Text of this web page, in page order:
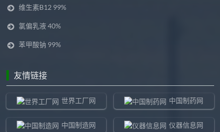
维生素B12 99%
氯偏乳液 40%
苯甲酸钠 99%
友情链接
世界工厂网 中国制药网
中国制造网 仪器信息网